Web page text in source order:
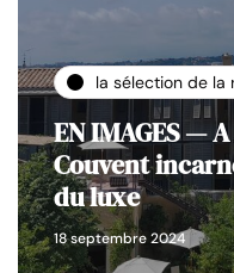
la sélection de la
EN IMAGES —
Couvent
du luxe
18 septembre 2024